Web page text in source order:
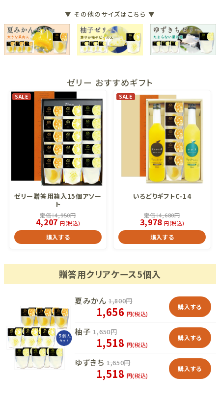
▼ その他のサイズはこちら ▼
ゼリー おすすめギフト
SALE
ゼリー贈答用箱入15個アソー
ト
定価：4,950円
4,207 円(税込)
購入する
SALE
いろどりギフトC-14
定価：4,680円
3,978 円(税込)
購入する
贈答用クリアケース5個入
夏みかん 1,800円
1,656 円(税込)
購入する
柚子 1,650円
1,518 円(税込)
購入する
ゆずきち 1,650円
1,518 円(税込)
購入する